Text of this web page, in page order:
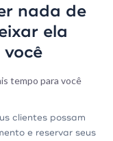
nada de
ela
tempo para você
clientes possam
e reservar seus